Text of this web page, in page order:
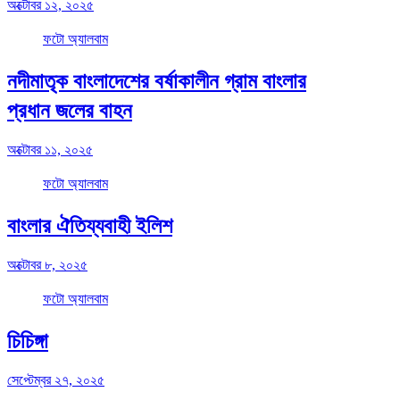
অক্টোবর ১২, ২০২৫
ফটো অ্যালবাম
নদীমাতৃক বাংলাদেশের বর্ষাকালীন গ্রাম বাংলার
প্রধান জলের বাহন
অক্টোবর ১১, ২০২৫
ফটো অ্যালবাম
বাংলার ঐতিয্যবাহী ইলিশ
অক্টোবর ৮, ২০২৫
ফটো অ্যালবাম
চিচিঙ্গা
সেপ্টেম্বর ২৭, ২০২৫